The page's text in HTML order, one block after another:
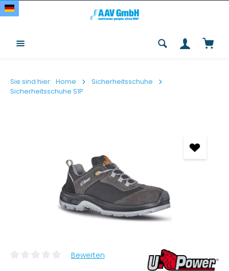
Zum Hauptinhalt springen
Sie sind hier: Home
Sicherheitsschuhe
Sicherheitsschuhe S1P
Durchschnittliche Bewertung von 0 von 5 Sternen
Bewerten